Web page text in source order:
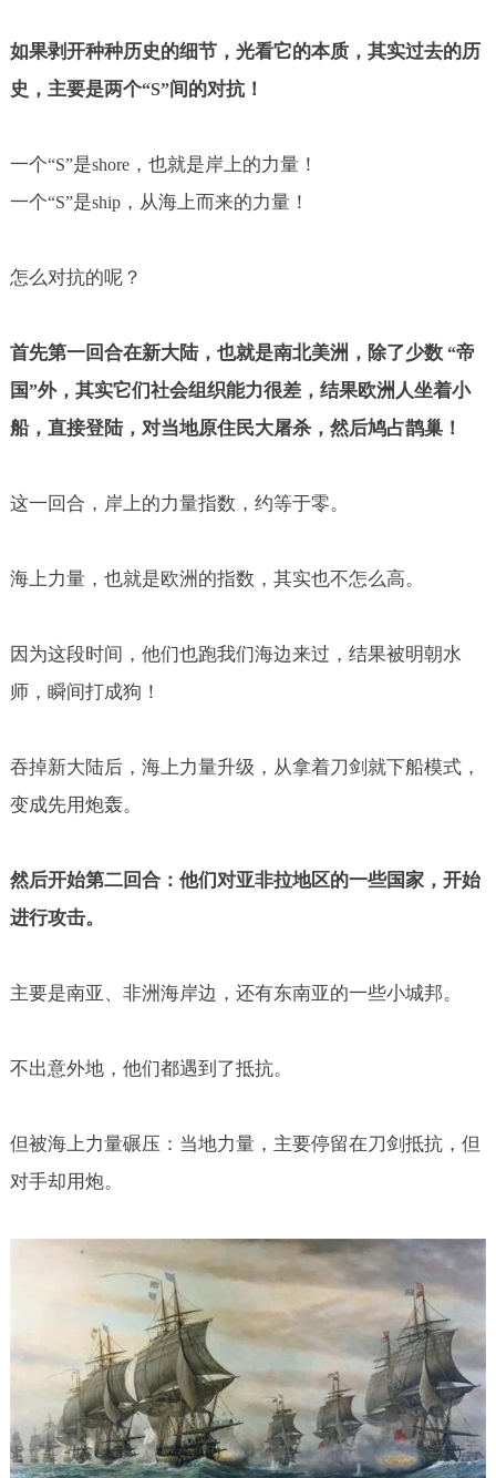
如果剥开种种历史的细节，光看它的本质，其实过去的历
史，主要是两个“S”间的对抗！
一个“S”是shore，也就是岸上的力量！
一个“S”是ship，从海上而来的力量！
怎么对抗的呢？
首先第一回合在新大陆，也就是南北美洲，除了少数“帝
国”外，其实它们社会组织能力很差，结果欧洲人坐着小
船，直接登陆，对当地原住民大屠杀，然后鸠占鹊巢！
这一回合，岸上的力量指数，约等于零。
海上力量，也就是欧洲的指数，其实也不怎么高。
因为这段时间，他们也跑我们海边来过，结果被明朝水
师，瞬间打成狗！
吞掉新大陆后，海上力量升级，从拿着刀剑就下船模式，
变成先用炮轰。
然后开始第二回合：他们对亚非拉地区的一些国家，开始
进行攻击。
主要是南亚、非洲海岸边，还有东南亚的一些小城邦。
不出意外地，他们都遇到了抵抗。
但被海上力量碾压：当地力量，主要停留在刀剑抵抗，但
对手却用炮。